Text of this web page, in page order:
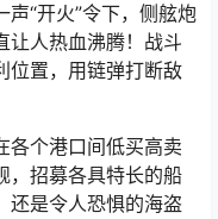
“开火”令下，侧舷炮
让人热血沸腾！战斗
位置，用链弹打断敌
各个港口间低买高卖
，招募各具特长的船
还是令人恐惧的海盗